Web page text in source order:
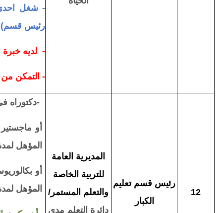
- شغل احدى
رئيس قسم)
- لديه
- التمكن من
12
رئيس قسم تعليم
الكبار
المديرية العامة
للتربية الخاصة
والتعلم المستمر/
دائرة التعلم مدى
-دكتوراه
أو
المؤهل لمدة 3
أو
المؤهل لمدة 6